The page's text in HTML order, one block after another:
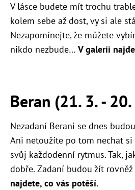
V lásce budete mít trochu
kolem sebe až dost, vy si ale
Nezapomínejte, že můžete
nikdo nezbude… V galerii
Beran (21. 3. -
Nezadaní Berani se dnes
Ani netoužíte po tom nechat
svůj každodenní rytmus. Tak,
dobře. Zadaní budou žít
najdete, co vás potěší.